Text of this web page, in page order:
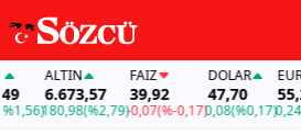
ALTIN
6.673,57
180,98(%2,79)
FAİZ
39,92
-0,07(%-0,17)
DOLAR
47,70
0,08(%0,17)
EURO
55,25
0,24